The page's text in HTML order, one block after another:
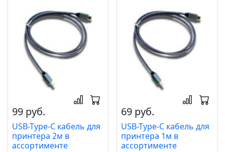
99 руб.
USB-Type-C кабель для
принтера 2м в
ассортименте
69 руб.
USB-Tyрe-C кабель для
принтера 1м в
ассортименте